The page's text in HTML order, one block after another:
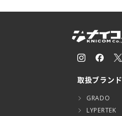
取扱ブランド
GRADO
LYPERTEK